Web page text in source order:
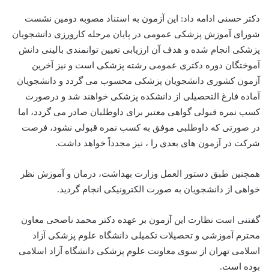
دکتر حسنی ادامه داد: این آزمون به استناد مصوبه دومین نشست
شورای آموزش پزشکی عمومی در پایان مرحله کارورزی دانشجویان
پزشکی انجام شده و هدف آن ارزیابی تعیین توانمندی بالینی دانش
آموختگان دوره دکتری عمومی رشته پزشکی است و نیز آخرین
آزمون کشوری دانشجویان پزشکی محسوب می گردد و دانشجویان
آماده فارغ التحصیلی از دانشکده پزشکی خواهند شد و درصورت
کسب نمره قبولی گواهی معتبر برای داوطلبان صادر می گردد، اما
در صورتی که داوطلبی موفق به کسب نمره قبولی نشود، فرصت
شرکت در آزمون های بعدی را ، نیز مجدداً خواهد داشت.
همچنین طبق دستور العمل وزارت بهداشت، درمان و آموزش نظر
خواهی از دانشجویان به صورت الکترونیکی انجام گردید.
گفتنی است نظارت این آزمون بر عهده دکتر محمد ناصحی معاون
محترم آموزشی و تحصیلات تکمیلی دانشگاه علوم پزشکی آزاد
اسلامی تهران از سوی معاونت علوم پزشکی دانشگاه آزاد اسلامی
بوده است.